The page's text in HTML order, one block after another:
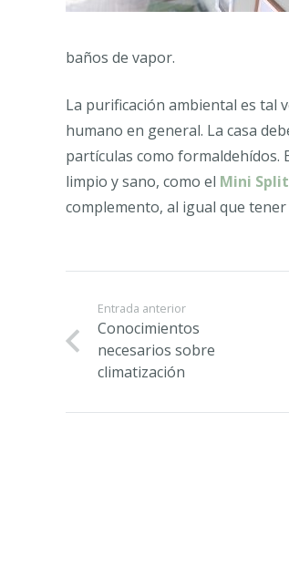
baños de vapor.
La purificación ambiental es tal
humano en general. La casa
partículas como formaldehídos.
limpio y sano, como el Mini
complemento, al igual que
Entrada anterior
Conocimientos
necesarios sobre
climatización